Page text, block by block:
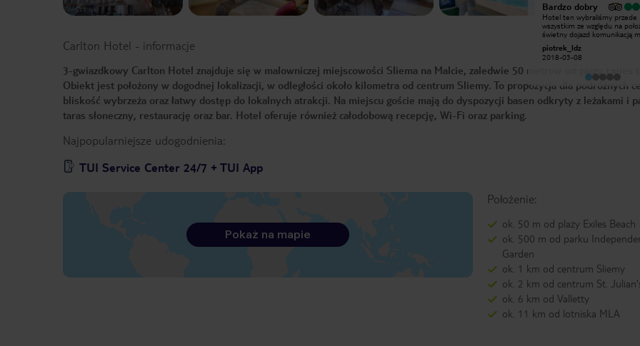
Wyjątkowy
W Sliema byłam w 2013r. i po
widok z apartamentów na krajobraz
Sliemy. Hotel wart polecenia.Mam
nadzieje,że jeszcze kiedyś tam
Bardzo dobry
Hotel ten wybraliśmy przede
wszystkim ze względu na
świetny dojazd komunikacją
części wyspy. Przystanki w obie
strony w odległości 20 metrów.
wyspy z przesiadką w
Mdina, Marsaxlokk itp.). W
kilka supermarketów oraz
restauracji i kafejek. Kolejny
przeciętne. Hotel godny
osobom, które traktują hotel
bardziej jako bazę wypadową
piotrek_ldz
2018-03-08
Carlton Hotel - informacje
3-gwiazdkowy Carlton Hotel znajduje się w malowniczej miejscowości Sliema na Malcie, zaledwie 50 metrów od plaży Exiles
Obiekt jest położony w dogodnej lokalizacji, w odległości około kilometra od centrum Sliemy. To propozycja dla podróżnych
bliskość wybrzeża oraz łatwy dostęp do lokalnych atrakcji. Na miejscu goście mają do dyspozycji basen odkryty z leżakami i
taras słoneczny, restaurację oraz bar. Hotel oferuje również całodobową recepcję, Wi-Fi oraz parking.
Najpopularniejsze udogodnienia:
TUI Service Center 24/7 + TUI App
Położenie:
ok. 50 m od plaży Exiles Beach
ok. 500 m od parku
Garden
ok. 1 km od centrum Sliemy
ok. 2 km od centrum St.
ok. 6 km od Valletty
ok. 11 km od lotniska MLA
Pokaż na mapie